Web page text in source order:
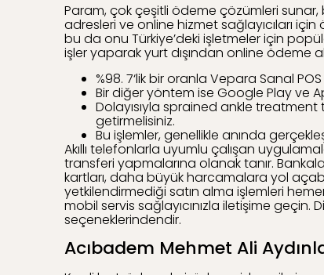
Param, çok çeşitli ödeme çözümleri sunar,
adresleri ve online hizmet sağlayıcıları
bu da onu Türkiye’deki işletmeler için
işler yaparak yurt dışından online ödeme
%98. 7‘lik bir oranla Vepara Sanal
Bir diğer yöntem ise Google Play ve
Dolayısıyla sprained ankle
getirmelisiniz.
Bu işlemler, genellikle anında
Akıllı telefonlarla uyumlu çalışan
transferi yapmalarına olanak tanır.
kartları, daha büyük harcamalara yol
yetkilendirmediği satın alma işlemleri
mobil servis sağlayıcınızla iletişime
seçeneklerindendir.
Acıbadem Mehmet Ali